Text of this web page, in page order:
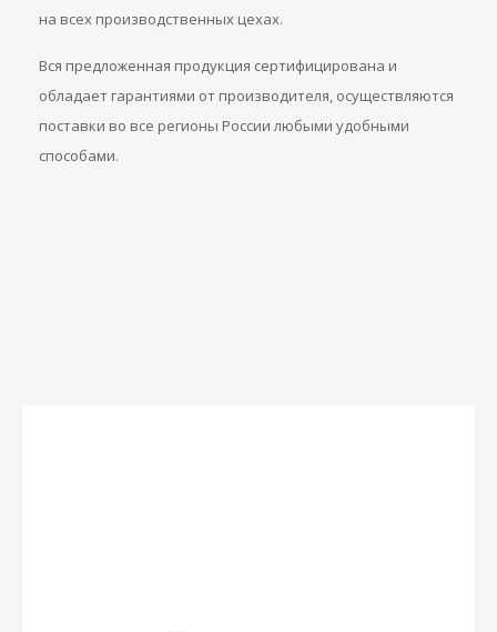
на всех производственных цехах.
Вся предложенная продукция сертифицирована и
обладает гарантиями от производителя, осуществляются
поставки во все регионы России любыми удобными
способами.